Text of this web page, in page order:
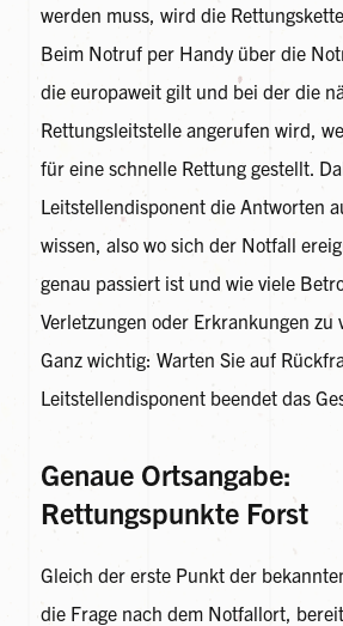
werden muss, wird die
Beim Notruf per Handy über die
die europaweit gilt und bei der die
Rettungsleitstelle angerufen wird,
für eine schnelle Rettung gestellt.
Leitstellendisponent die Antworten
wissen, also wo sich der Notfall
genau passiert ist und wie viele
Verletzungen oder Erkrankungen zu
Ganz wichtig: Warten Sie auf
Leitstellendisponent beendet das
Genaue Ortsangabe:
Rettungspunkte Forst
Gleich der erste Punkt der
die Frage nach dem Notfallort,